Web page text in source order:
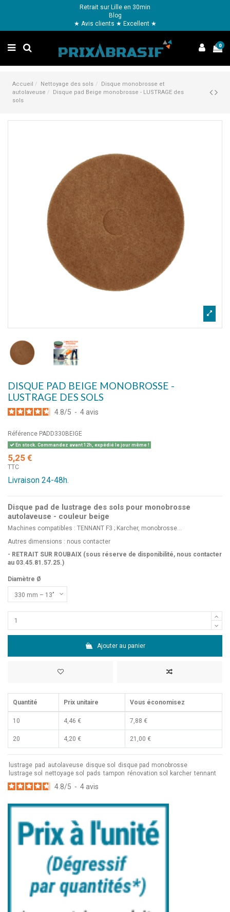
Retrait sur Lille en 30min
Blog
★ Avis clients ★ Excellent ★
0
Accueil Nettoyage des sols
Disque monobrosse et
autolaveuse
Disque pad Beige monobrosse - LUSTRAGE des
sols
DISQUE PAD BEIGE MONOBROSSE -
LUSTRAGE DES SOLS
4.8/5 - 4 avis
Référence PADD330BEIGE
En stock. Commandez avant 12h, expédié le jour même !
5,25 €
TTC
Livraison 24-48h.
Disque pad de lustrage des sols pour monobrosse
autolaveuse - couleur beige
Machines compatibles : TENNANT F3 ; Karcher, monobrosse...
Autres dimensions : nous contacter
- RETRAIT SUR ROUBAIX (sous réserve de disponibilité, nous contacter
au 03.45.81.57.25.)
Diamètre Ø
Ajouter au panier
Quantité Prix unitaire Vous économisez
10 4,46 € 7,88 €
20 4,20 € 21,00 €
lustrage pad autolaveuse disque sol disque pad monobrosse
lustrage sol
nettoyage sol pads tampon rénovation sol karcher tennant
4.8/5 - 4 avis